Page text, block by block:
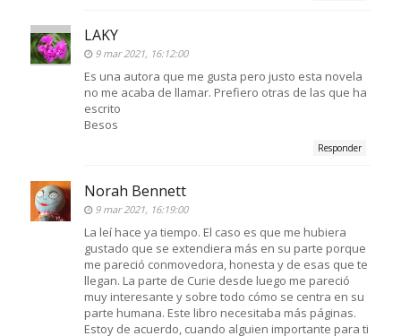
LAKY
9 mar 2021, 16:12:00
Es una autora que me gusta pero justo esta novela
no me acaba de llamar. Prefiero otras de las que ha
escrito
Besos
Responder
Norah Bennett
9 mar 2021, 16:19:00
La leí hace ya tiempo. El caso es que me hubiera
gustado que se extendiera más en su parte porque
me pareció conmovedora, honesta y de esas que te
llegan. La parte de Curie desde luego me pareció
muy interesante y sobre todo cómo se centra en su
parte humana. Este libro necesitaba más páginas.
Estoy de acuerdo, cuando alguien importante para ti